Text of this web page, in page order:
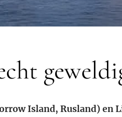
Island, Rusland) en